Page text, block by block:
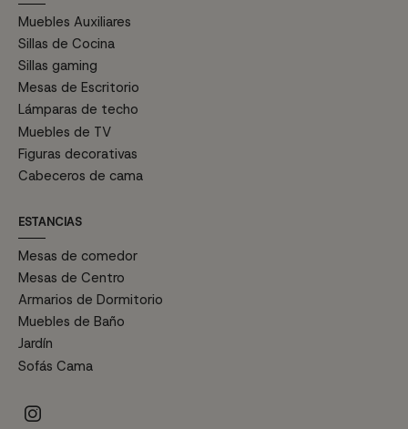
Muebles Auxiliares
Sillas de Cocina
Sillas gaming
Mesas de Escritorio
Lámparas de techo
Muebles de TV
Figuras decorativas
Cabeceros de cama
ESTANCIAS
Mesas de comedor
Mesas de Centro
Armarios de Dormitorio
Muebles de Baño
Jardín
Sofás Cama